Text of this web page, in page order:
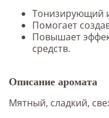
Тонизирующий
Помогает
Повышает
средств.
Описание аромата
Мятный, сладкий,